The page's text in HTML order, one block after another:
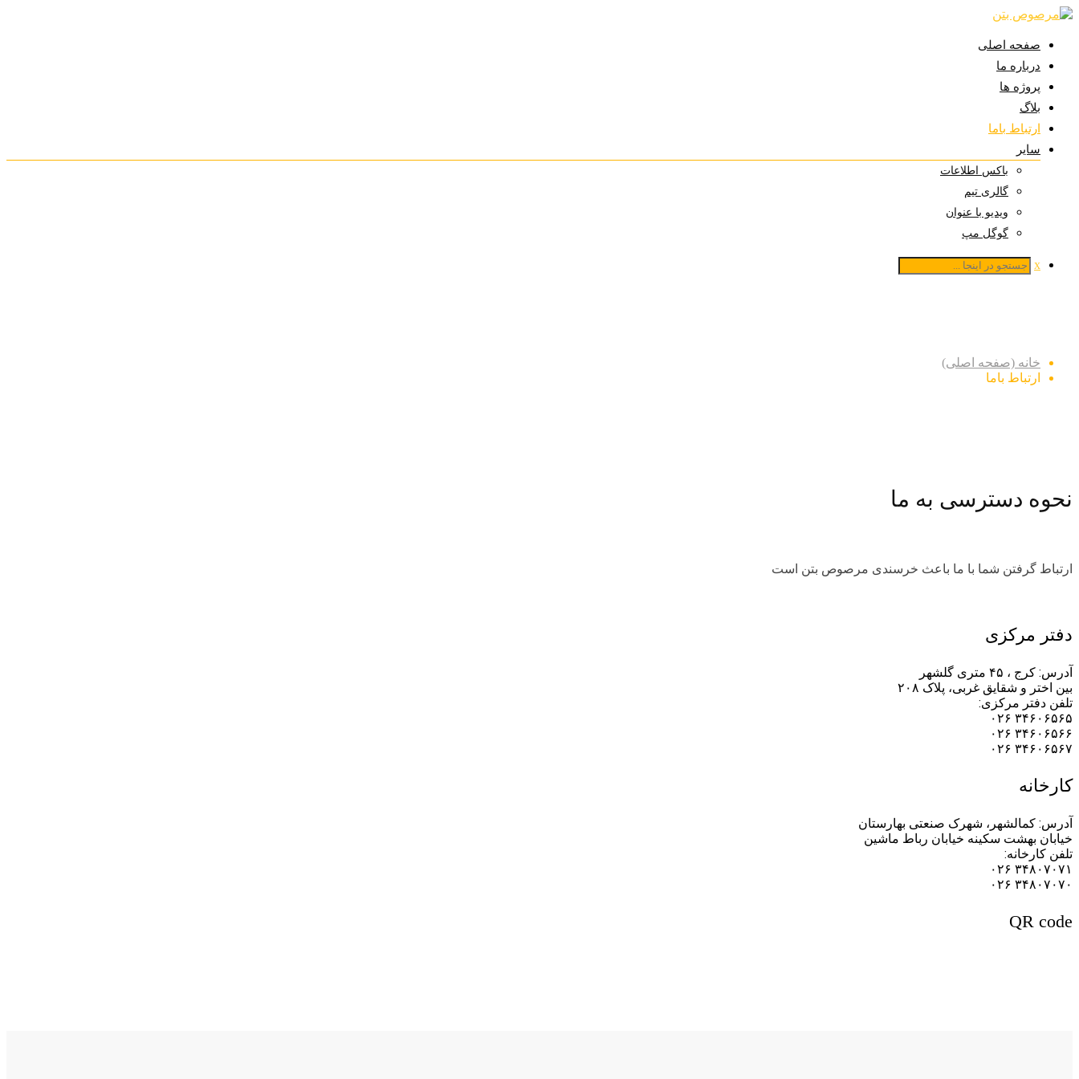
صفحه اصلی
درباره ما
پروژه ها
بلاگ
ارتباط باما
سایر
باکس اطلاعات
گالری تیم
ویدیو با عنوان
گوگل مپ
x
خانه (صفحه اصلی)
ارتباط باما
نحوه دسترسی به ما
ارتباط گرفتن شما با ما باعث خرسندی مرصوص بتن است
دفتر مرکزی
آدرس: کرج ، ۴۵ متری گلشهر
بین اختر و شقایق غربی، پلاک ۲۰۸
تلفن دفتر مرکزی:
۳۴۶۰۶۵۶۵ ۰۲۶
۳۴۶۰۶۵۶۶ ۰۲۶
۳۴۶۰۶۵۶۷ ۰۲۶
کارخانه
آدرس: کمالشهر، شهرک صنعتی‌ بهارستان
خیابان بهشت سکینه خیابان رباط ماشین
تلفن کارخانه:
۳۴۸۰۷۰۷۱ ۰۲۶
۳۴۸۰۷۰۷۰ ۰۲۶
QR code